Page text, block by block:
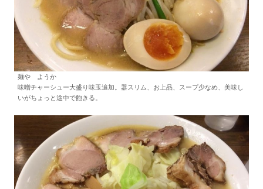
麺や ようか
味噌チャーシュー大盛り味玉追加。器スリム、お上品、スープ少なめ、美味し
いがちょっと途中で飽きる。